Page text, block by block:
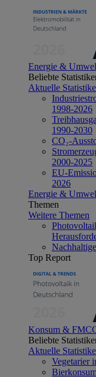
Energie &
Beliebte
Aktuelle
1998-2026
1990-2030
CO₂-
2000-2025
EU-
2026
Energie &
Themen
Weitere Themen
Top Report
Konsum &
Beliebte
Aktuelle
Vegetarier